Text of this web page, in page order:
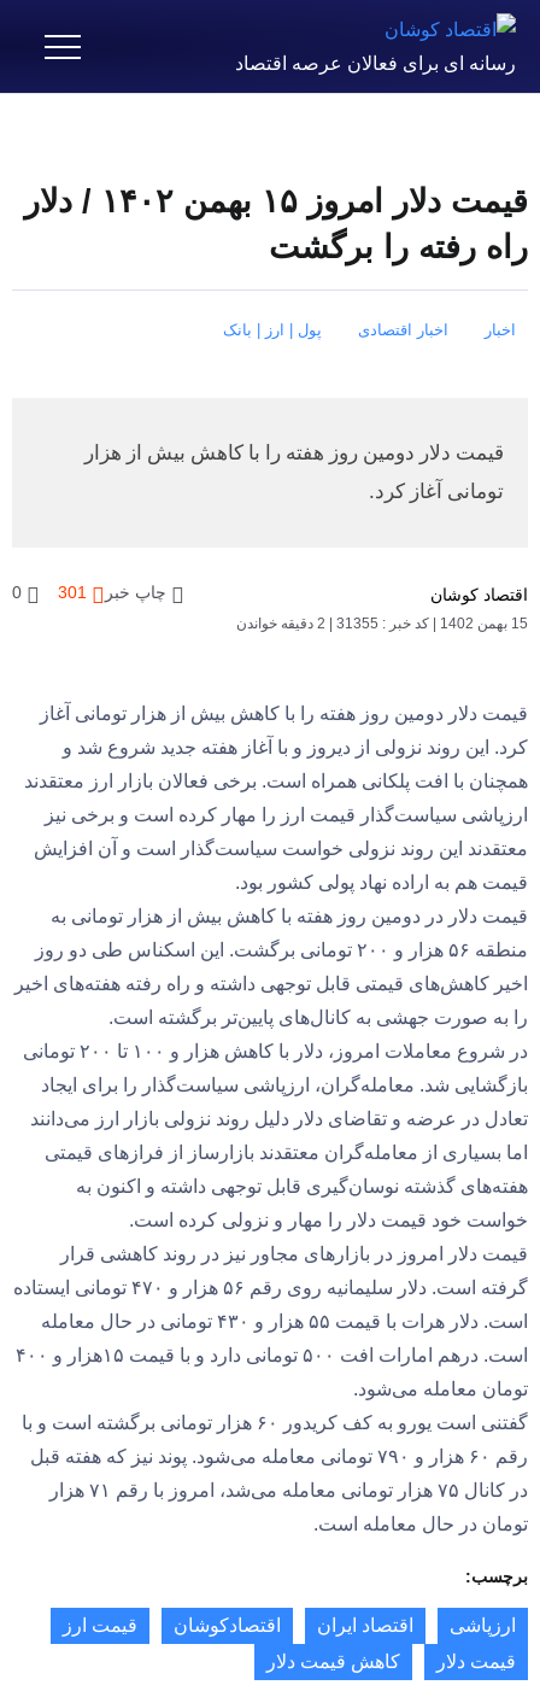
رسانه ای برای فعالان عرصه اقتصاد
قیمت دلار امروز ۱۵ بهمن ۱۴۰۲ / دلار
راه رفته را برگشت
اخبار اخبار اقتصادی پول | ارز | بانک
قیمت دلار دومین روز هفته را با کاهش بیش از هزار
تومانی آغاز کرد.
اقتصاد کوشان
15 بهمن 1402 | کد خبر : 31355 | 2 دقیقه خواندن
چاپ خبر 301
0
قیمت دلار دومین روز هفته را با کاهش بیش از هزار تومانی آغاز
کرد. این روند نزولی از دیروز و با آغاز هفته جدید شروع شد و
همچنان با افت پلکانی همراه است. برخی فعالان بازار ارز معتقدند
ارزپاشی سیاست‌گذار قیمت ارز را مهار کرده است و برخی نیز
معتقدند این روند نزولی خواست سیاست‌گذار است و آن افزایش
قیمت هم به اراده نهاد پولی کشور بود.
قیمت دلار در دومین روز هفته با کاهش بیش از هزار تومانی به
منطقه ۵۶ هزار و ۲۰۰ تومانی برگشت. این اسکناس طی دو روز
اخیر کاهش‌های قیمتی قابل توجهی داشته و راه رفته هفته‌های اخیر
را به صورت جهشی به کانال‌های پایین‌تر برگشته است.
در شروع معاملات امروز، دلار با کاهش هزار و ۱۰۰ تا ۲۰۰ تومانی
بازگشایی شد. معامله‌گران، ارزپاشی سیاست‌گذار را برای ایجاد
تعادل در عرضه و تقاضای دلار دلیل روند نزولی بازار ارز می‌دانند
اما بسیاری از معامله‌گران معتقدند بازارساز از فرازهای قیمتی
هفته‌های گذشته نوسان‌گیری قابل توجهی داشته و اکنون به
خواست خود قیمت دلار را مهار و نزولی کرده است.
قیمت دلار امروز در بازارهای مجاور نیز در روند کاهشی قرار
گرفته است. دلار سلیمانیه روی رقم ۵۶ هزار و ۴۷۰ تومانی ایستاده
است. دلار هرات با قیمت ۵۵ هزار و ۴۳۰ تومانی در حال معامله
است. درهم امارات افت ۵۰۰ تومانی دارد و با قیمت ۱۵هزار و ۴۰۰
تومان معامله می‌شود.
گفتنی است یورو به کف کریدور ۶۰ هزار تومانی برگشته است و با
رقم ۶۰ هزار و ۷۹۰ تومانی معامله می‌شود. پوند نیز که هفته قبل
در کانال ۷۵ هزار تومانی معامله می‌شد، امروز با رقم ۷۱ هزار
تومان در حال معامله است.
برچسب:
ارزپاشی اقتصاد ایران اقتصادکوشان
قیمت ارز
قیمت دلار
کاهش قیمت دلار